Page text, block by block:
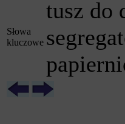
Słowa
kluczowe
tusz do